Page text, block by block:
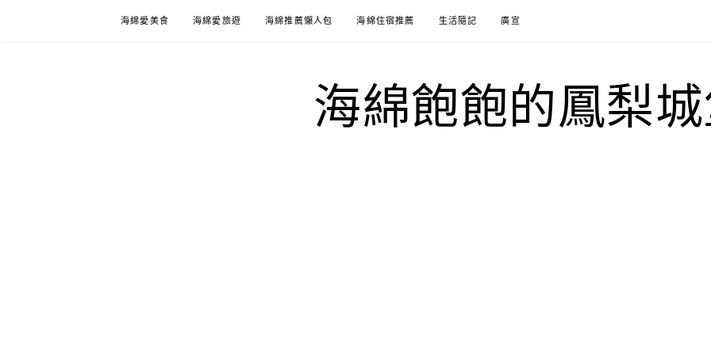
海綿愛美食 海綿愛旅遊 海綿推薦懶人包 海綿住宿推薦 生活隨記 廣宣
海綿飽飽的鳳梨